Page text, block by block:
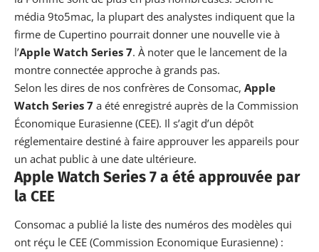
média 9to5mac, la plupart des analystes indiquent que la
firme de Cupertino pourrait donner une nouvelle vie à
l’Apple Watch Series 7. À noter que le lancement de la
montre connectée approche à grands pas.
Selon les dires de nos confrères de Consomac, Apple
Watch Series 7 a été enregistré auprès de la Commission
Économique Eurasienne (CEE). Il s’agit d’un dépôt
réglementaire destiné à faire approuver les appareils pour
un achat public à une date ultérieure.
Apple Watch Series 7 a été approuvée par
la CEE
Consomac a publié la liste des numéros des modèles qui
ont réçu le CEE (Commission Economique Eurasienne) :